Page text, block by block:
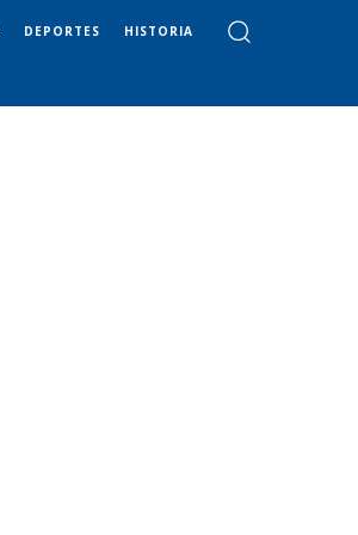
DEPORTES HISTORIA